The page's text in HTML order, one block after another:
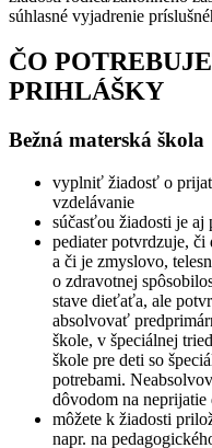
súhlasné vyjadrenie
ČO
PRIHLÁŠKY
Bežná materská
vyplniť žiadosť o
vzdelávanie
súčasťou žiadosti je aj
pediater potvrdzuje,
a či je zmyslovo,
o zdravotnej
stave dieťaťa, ale
absolvovať
škole, v špeciálnej
škole pre deti so
potrebami.
dôvodom na
môžete k žiadosti
napr. na